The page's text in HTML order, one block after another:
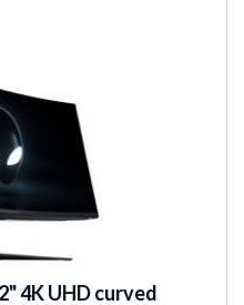
4K UHD curved